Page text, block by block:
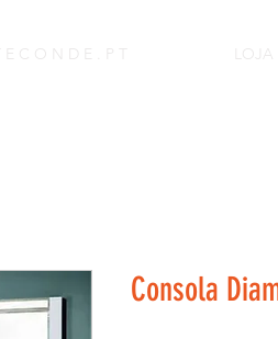
E C O N D E . P T
Consola